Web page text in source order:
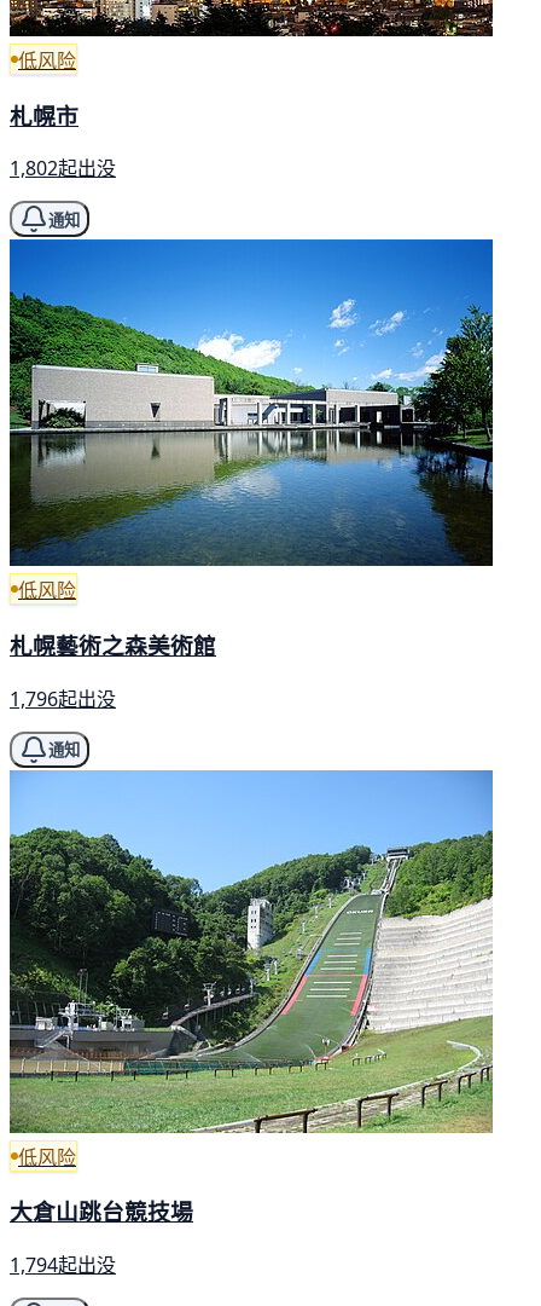
低风险
札幌市
1,802起出没
通知
低风险
札幌藝術之森美術館
1,796起出没
通知
低风险
大倉山跳台競技場
1,794起出没